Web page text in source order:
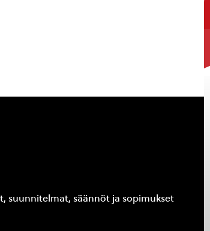
suunnitelmat, säännöt ja sopimukset